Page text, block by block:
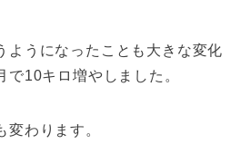
ようになったことも大きな変化
で10キロ増やしました。
わります。